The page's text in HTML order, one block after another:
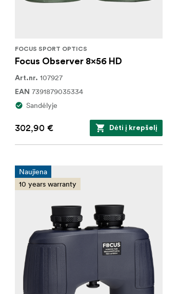
FOCUS SPORT OPTICS
Focus Observer 8x56 HD
Art.nr. 107927
EAN 7391879035334
Sandėlyje
302,90 € Dėti į krepšelį
Naujiena
10 years warranty